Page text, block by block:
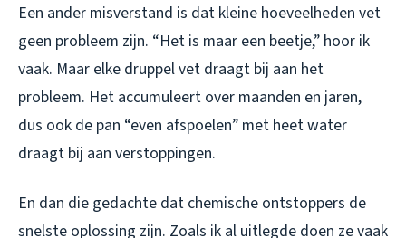
Een ander misverstand is dat kleine hoeveelheden vet
geen probleem zijn. “Het is maar een beetje,” hoor ik
vaak. Maar elke druppel vet draagt bij aan het
probleem. Het accumuleert over maanden en jaren,
dus ook de pan “even afspoelen” met heet water
draagt bij aan verstoppingen.
En dan die gedachte dat chemische ontstoppers de
snelste oplossing zijn. Zoals ik al uitlegde doen ze vaak